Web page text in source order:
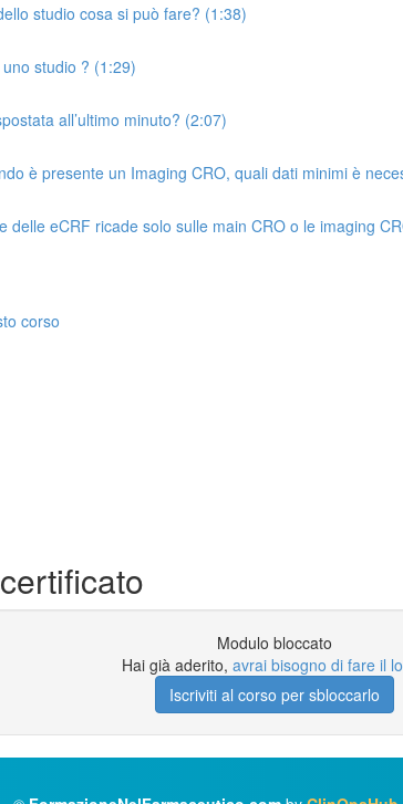
studio cosa si può fare? (1:38)
studio ? (1:29)
all’ultimo minuto? (2:07)
è presente un Imaging CRO, quali dati minimi è
eCRF ricade solo sulle main CRO o le imaging
corso
Modulo bloccato
Hai già aderito, avrai bisogno di fare il
Iscriviti al corso per sbloccarlo